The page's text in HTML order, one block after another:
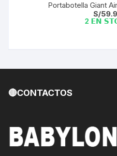
Portabotella Giant
S/
2 𝗘𝗡
🔴CONTACTOS